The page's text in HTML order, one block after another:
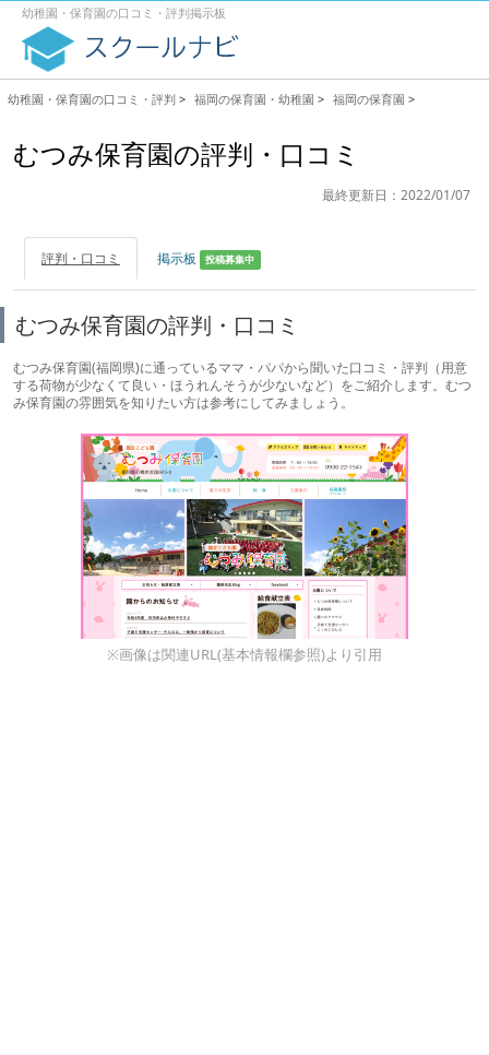
幼稚園・保育園の口コミ・評判掲示板
幼稚園・保育園の口コミ・評判 > 福岡の保育園・幼稚園 > 福岡の保育園 >
むつみ保育園の評判・口コミ
最終更新日：2022/01/07
評判・口コミ 掲示板 投稿募集中
むつみ保育園の評判・口コミ
むつみ保育園(福岡県)に通っているママ・パパから聞いた口コミ・評判（用意
する荷物が少なくて良い・ほうれんそうが少ないなど）をご紹介します。むつ
み保育園の雰囲気を知りたい方は参考にしてみましょう。
※画像は関連URL(基本情報欄参照)より引用